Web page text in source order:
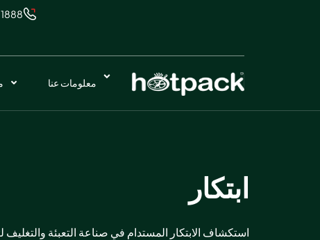
معلومات عنا
ابتكار
استكشاف الابتكار المستدام في صناعة التعبئة والتغليف